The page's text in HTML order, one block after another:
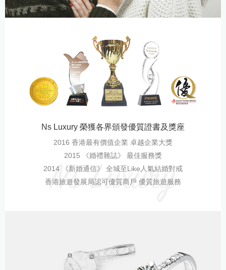
Ns Luxury 榮獲各界頒發優質證書及獎座
2016 香港最有價值企業 卓越企業大獎
2015 《婚禮雜誌》 最佳服務獎
2014 《新婚通信》 全城至Like人氣結婚對戒
香港旅遊發展局認可優質商戶 優質旅遊服務